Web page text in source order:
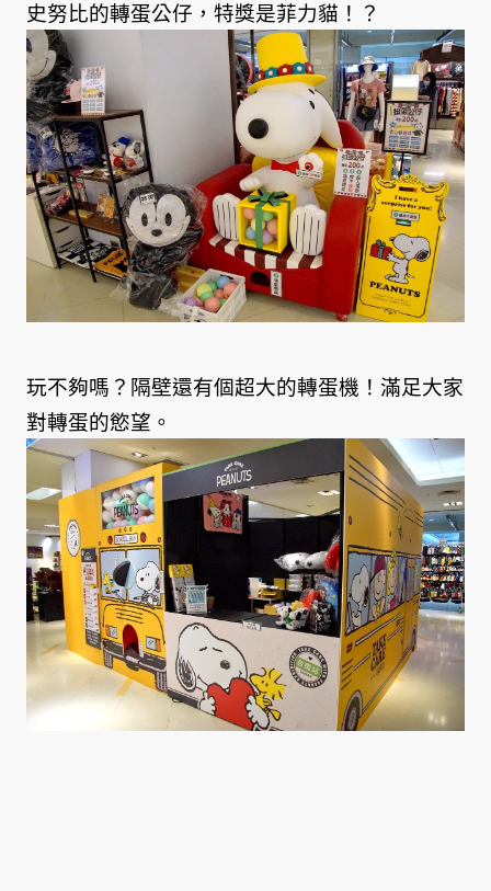
史努比的轉蛋公仔，特獎是菲力貓！？
玩不夠嗎？隔壁還有個超大的轉蛋機！滿足大家
對轉蛋的慾望。